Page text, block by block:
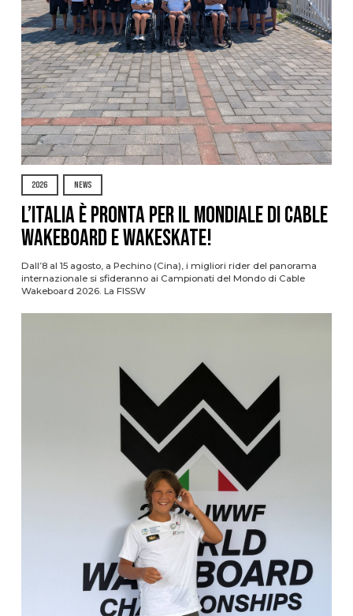
2026 NEWS
L’Italia è pronta per il Mondiale di Cable
Wakeboard e Wakeskate!
Dall’8 al 15 agosto, a Pechino (Cina), i migliori rider del panorama
internazionale si sfideranno ai Campionati del Mondo di Cable
Wakeboard 2026. La FISSW